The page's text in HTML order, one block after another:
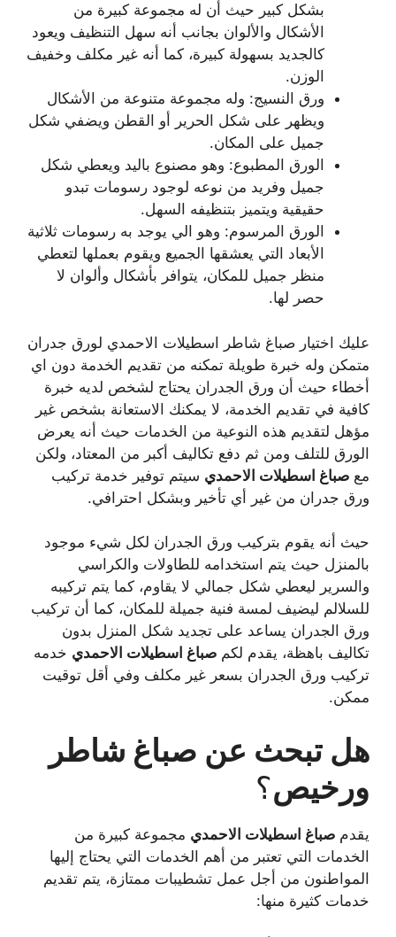
بشكل كبير حيث أن له مجموعة كبيرة من
الأشكال والألوان بجانب أنه سهل التنظيف ويعود
كالجديد بسهولة كبيرة، كما أنه غير مكلف وخفيف
الوزن.
ورق النسيج: وله مجموعة متنوعة من الأشكال
ويظهر على شكل الحرير أو القطن ويضفي شكل
جميل على المكان.
الورق المطبوع: وهو مصنوع باليد ويعطي شكل
جميل وفريد من نوعه لوجود رسومات تبدو
حقيقية ويتميز بتنظيفه السهل.
الورق المرسوم: وهو الي يوجد به رسومات ثلاثية
الأبعاد التي يعشقها الجميع ويقوم بعملها لتعطي
منظر جميل للمكان، يتوافر بأشكال وألوان لا
حصر لها.
عليك اختيار صباغ شاطر اسطيلات الاحمدي لورق جدران
متمكن وله خبرة طويلة تمكنه من تقديم الخدمة دون اي
أخطاء حيث أن ورق الجدران يحتاج لشخص لديه خبرة
كافية في تقديم الخدمة، لا يمكنك الاستعانة بشخص غير
مؤهل لتقديم هذه النوعية من الخدمات حيث أنه يعرض
الورق للتلف ومن ثم دفع تكاليف أكبر من المعتاد، ولكن
مع صباغ اسطيلات الاحمدي سيتم توفير خدمة تركيب
ورق جدران من غير أي تأخير وبشكل احترافي.
حيث أنه يقوم بتركيب ورق الجدران لكل شيء موجود
بالمنزل حيث يتم استخدامه للطاولات والكراسي
والسرير ليعطي شكل جمالي لا يقاوم، كما يتم تركيبه
للسلالم ليضيف لمسة فنية جميلة للمكان، كما أن تركيب
ورق الجدران يساعد على تجديد شكل المنزل بدون
تكاليف باهظة، يقدم لكم صباغ اسطيلات الاحمدي خدمه
تركيب ورق الجدران بسعر غير مكلف وفي أقل توقيت
ممكن.
هل تبحث عن صباغ شاطر
ورخيص؟
يقدم صباغ اسطيلات الاحمدي مجموعة كبيرة من
الخدمات التي تعتبر من أهم الخدمات التي يحتاج إليها
المواطنون من أجل عمل تشطيبات ممتازة، يتم تقديم
خدمات كثيرة منها: